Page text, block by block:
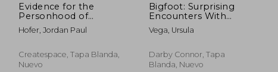
Evidence for the
Personhood of
Chimpanzees (en
Inglés)
Hofer, Jordan Paul
Createspace, Tapa Blanda,
Nuevo
Bigfoot: Surprising
Encounters With
Bigfoot in the United
States (a Collection of
Encounters) (en
Inglés)
Vega, Ursula
Darby Connor, Tapa
Blanda, Nuevo